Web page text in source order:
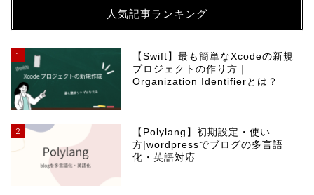
人気記事ランキング
1
【Swift】最も簡単なXcodeの新規
プロジェクトの作り方｜
Organization Identifierとは？
2
【Polylang】初期設定・使い
方|wordpressでブログの多言語
化・英語対応